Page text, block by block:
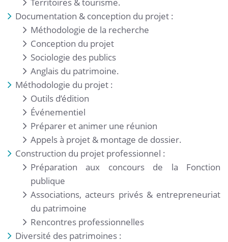
Documentation & conception du projet :
Méthodologie de la recherche
Conception du projet
Sociologie des publics
Anglais du patrimoine.
Méthodologie du projet :
Outils d’édition
Événementiel
Préparer et animer une réunion
Appels à projet & montage de dossier.
Construction du projet professionnel :
Préparation aux concours de la Fonction
publique
Associations, acteurs privés & entrepreneuriat
du patrimoine
Rencontres professionnelles
Diversité des patrimoines :